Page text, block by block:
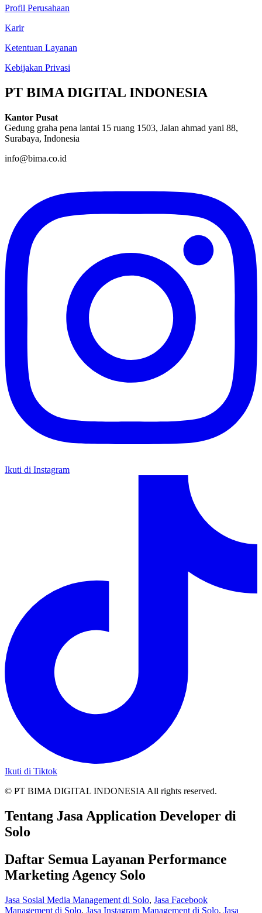
Profil Perusahaan
Karir
Ketentuan Layanan
Kebijakan Privasi
PT BIMA DIGITAL INDONESIA
Kantor Pusat
Gedung graha pena lantai 15 ruang 1503, Jalan ahmad yani 88,
Surabaya, Indonesia
info@bima.co.id
Ikuti di Instagram
Ikuti di Tiktok
© PT BIMA DIGITAL INDONESIA All rights reserved.
Tentang Jasa Application Developer di
Solo
Daftar Semua Layanan Performance
Marketing Agency Solo
Jasa Sosial Media Management di Solo, Jasa Facebook
Management di Solo, Jasa Instagram Management di Solo, Jasa